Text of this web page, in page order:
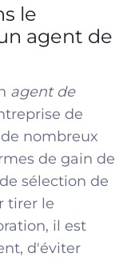
le
agent de
agent de
de
nombreux
de gain de
sélection de
tirer le
il est
d'éviter